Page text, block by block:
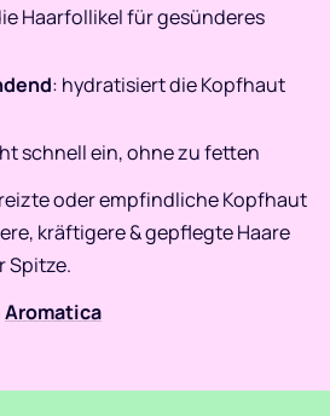
Haarfollikel für gesünderes
: hydratisiert die Kopfhaut
schnell ein, ohne zu fetten
oder empfindliche Kopfhaut
kräftigere & gepflegte Haare
Spitze.
Aromatica